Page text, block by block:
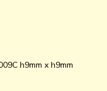
h9mm x h9mm